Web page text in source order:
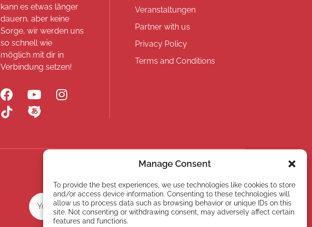
Manage Consent
To provide the best experiences, we use technologies like cookies to store
and/or access device information. Consenting to these technologies will
allow us to process data such as browsing behavior or unique IDs on this
site. Not consenting or withdrawing consent, may adversely affect certain
features and functions.
kann es etwas länger
dauern, aber keine
Sorge, wir werden uns
so schnell wie
möglich mit dir in
Verbindung setzen!
Veranstaltungen
Partner with us
Privacy Policy
Terms and Conditions
Subscribe